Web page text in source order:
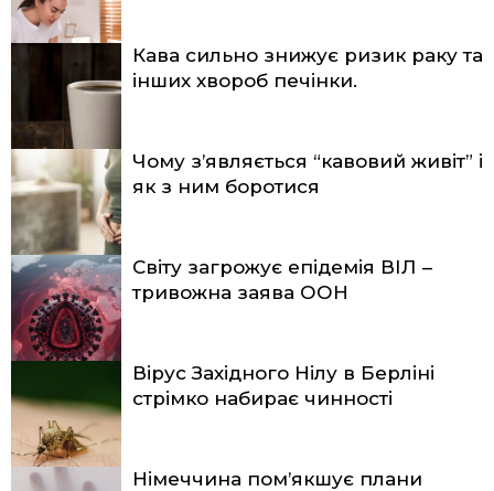
Кава сильно знижує ризик раку та
інших хвороб печінки.
Чому з’являється “кавовий живіт” і
як з ним боротися
Світу загрожує епідемія ВІЛ –
тривожна заява ООН
Вірус Західного Нілу в Берліні
стрімко набирає чинності
Німеччина пом’якшує плани